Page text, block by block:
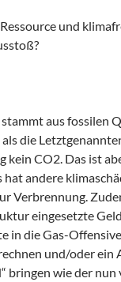
und
aus fossilen
die
kein CO2. Das ist
andere
Verbrennung.
eingesetzte
in die Gas-
und/oder ein
bringen wie der